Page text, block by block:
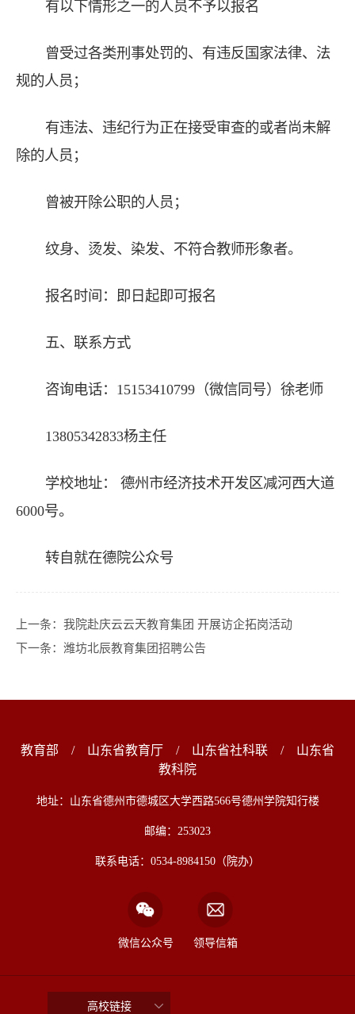
有以下情形之一的人员不予以报名
曾受过各类刑事处罚的、有违反国家法律、法
规的人员；
有违法、违纪行为正在接受审查的或者尚未解
除的人员；
曾被开除公职的人员；
纹身、烫发、染发、不符合教师形象者。
报名时间：即日起即可报名
五、联系方式
咨询电话：15153410799（微信同号）徐老师
13805342833杨主任
学校地址： 德州市经济技术开发区减河西大道
6000号。
转自就在德院公众号
上一条： 我院赴庆云云天教育集团 开展访企拓岗活动
下一条： 潍坊北辰教育集团招聘公告
教育部 / 山东省教育厅 / 山东省社科联 /
山东省
教科院
地址：山东省德州市德城区大学西路566号德州学院知行楼
邮编：253023
联系电话：0534-8984150（院办）
微信公众号 领导信箱
高校链接